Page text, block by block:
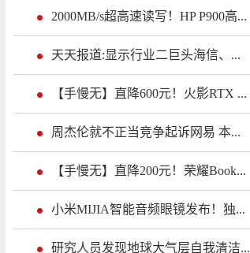
2000MB/s超高速读写！HP P900高...
天天报道:显示行业二巨头海信、...
【手慢无】直降600元！火影RTX ...
周杰伦就不正当竞争起诉网易 本...
【手慢无】直降200元！荣耀Book...
小米MIJIA智能音频眼镜发布！独...
研究人员发现地球大气层自我清洁...